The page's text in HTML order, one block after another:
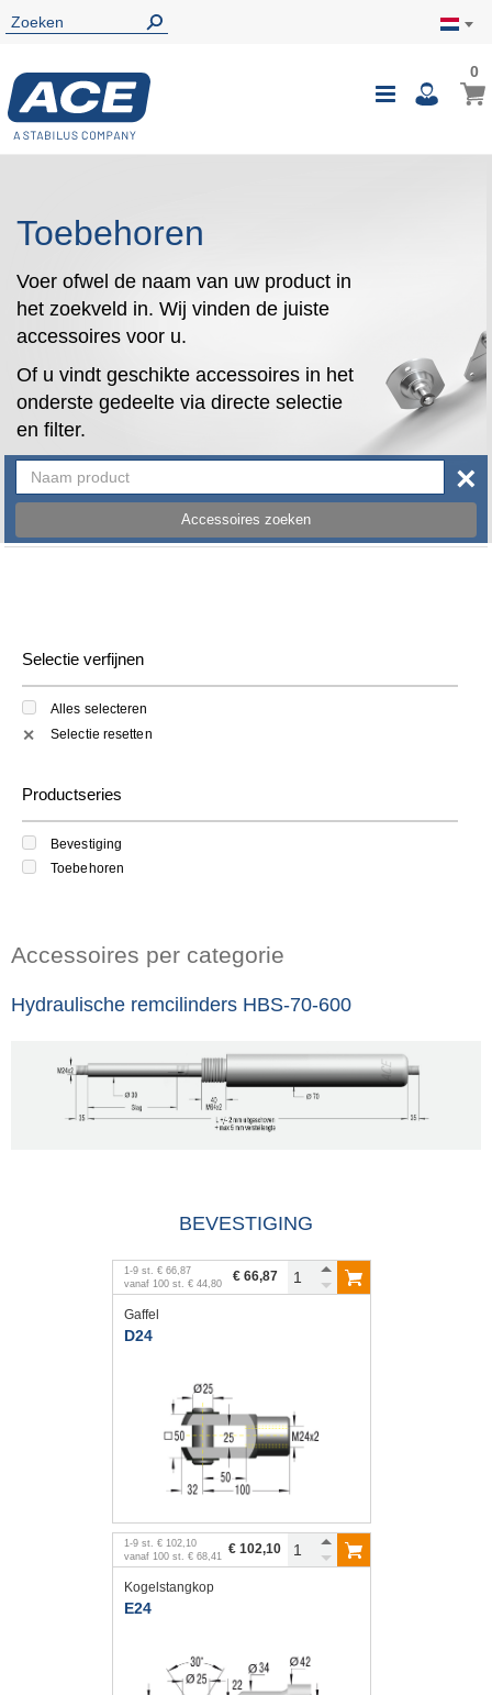
Toggle
00
Toebehoren
Voer ofwel de naam van uw product in
het zoekveld in. Wij vinden de juiste
accessoires voor u.
Of u vindt geschikte accessoires in het
onderste gedeelte via directe selectie
en filter.
Accessoires zoeken
×
Selectie verfijnen
Alles selecteren
✕ Selectie resetten
Productseries
Bevestiging
Toebehoren
Accessoires per categorie
Hydraulische remcilinders HBS-70-600
BEVESTIGING
1 -9 st. € 66,87
vanaf 100 st. € 44,80 € 66,87
Gaffel
D24
1 -9 st. € 102,10
vanaf 100 st. € 68,41 € 102,10
Kogelstangkop
E24